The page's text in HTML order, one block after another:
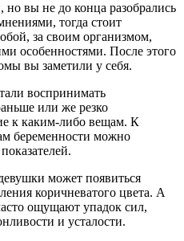
но вы не до конца разобрались
тогда стоит
за своим организмом,
особенностями. После этого
вы заметили у себя.
воспринимать
или же резко
к каким-либо вещам. К
беременности можно
может появиться
коричневатого цвета. А
ощущают упадок сил,
и усталости.